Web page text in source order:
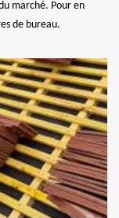
marché. Pour en
de bureau.